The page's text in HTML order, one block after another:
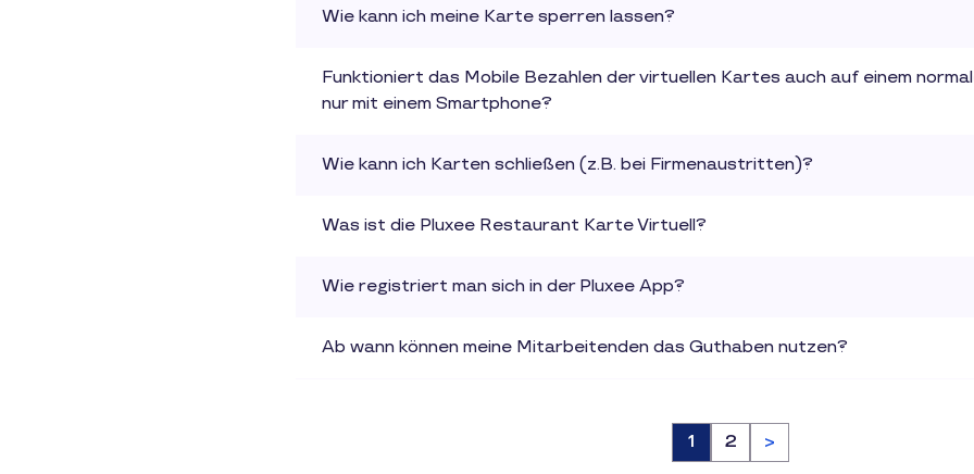
Wie kann ich meine Karte sperren lassen?
Funktioniert das Mobile Bezahlen der virtuellen Kartes auch auf einem
nur mit einem Smartphone?
Wie kann ich Karten schließen (z.B. bei Firmenaustritten)?
Was ist die Pluxee Restaurant Karte Virtuell?
Wie registriert man sich in der Pluxee App?
Ab wann können meine Mitarbeitenden das Guthaben nutzen?
Seite
1 Seite
2 >